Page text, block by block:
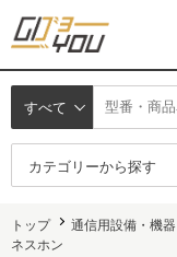
すべて
カテゴリーから探す
トップ 通信用設備・機器
ネスホン